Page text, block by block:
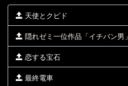
天使とクピド
隠れゼミ一位作品「イチバン男」
恋する宝石
最終電車